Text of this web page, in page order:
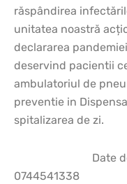
răspândirea
unitatea noastră
declararea
deservind pacientii
ambulatoriul de
preventie in
spitalizarea de zi.
Date de
0744541338